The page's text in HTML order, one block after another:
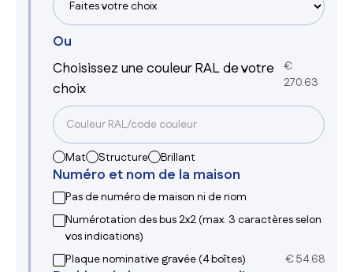
Ou
Choisissez une couleur RAL de votre
choix
€
270.63
Mat Structure Brillant
Numéro et nom de la maison
Pas de numéro de maison ni de nom
Numérotation des bus 2x2 (max. 3 caractères selon
vos indications)
Plaque nominative gravée (4 boîtes)
€54.68